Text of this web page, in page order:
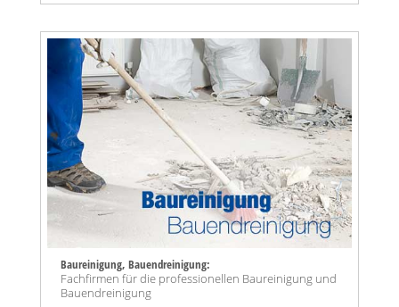
Baureinigung, Bauendreinigung:
Fachfirmen für die professionellen Baureinigung und
Bauendreinigung